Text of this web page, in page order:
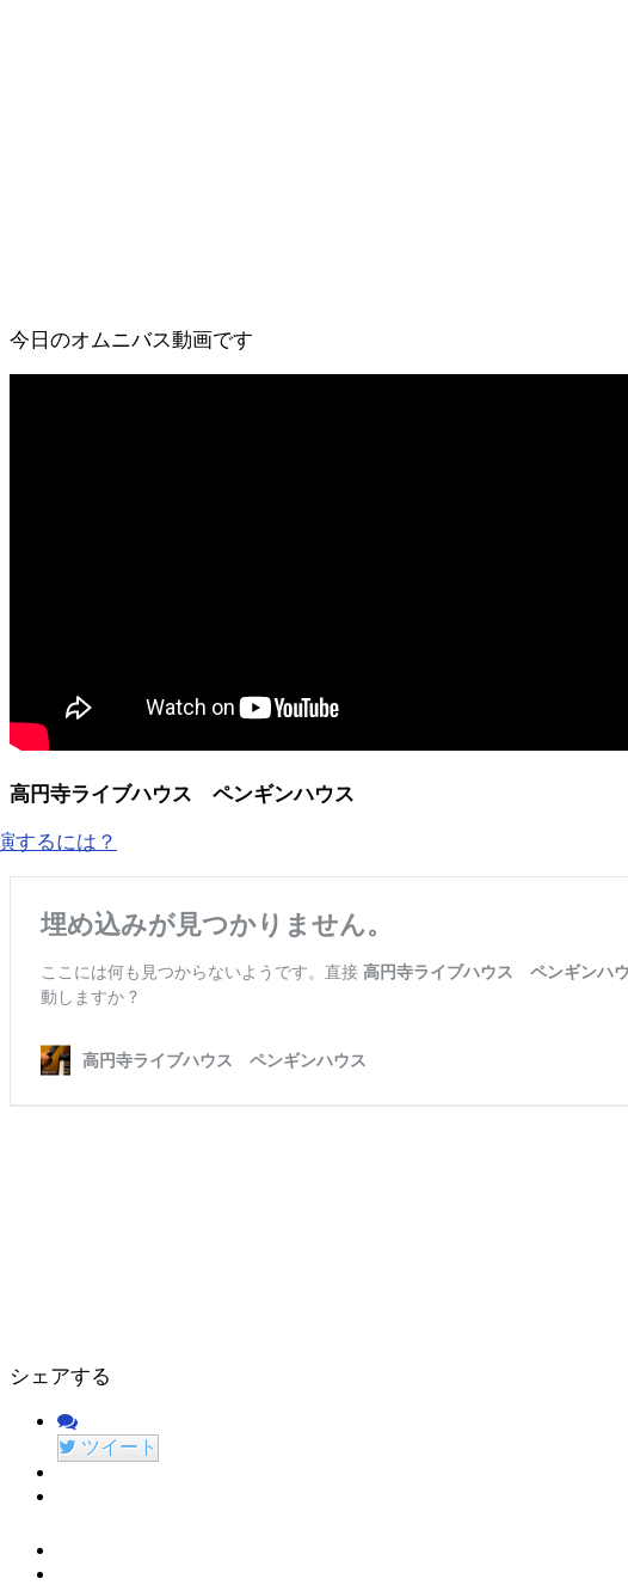
今日のオムニバス動画です
高円寺ライブハウス ペンギンハウス
するには？
シェアする
ツイート